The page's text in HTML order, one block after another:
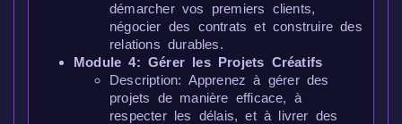
démarcher vos premiers clients,
négocier des contrats et construire des
relations durables.
Module 4: Gérer les Projets Créatifs
Description: Apprenez à gérer des
projets de manière efficace, à
respecter les délais, et à livrer des